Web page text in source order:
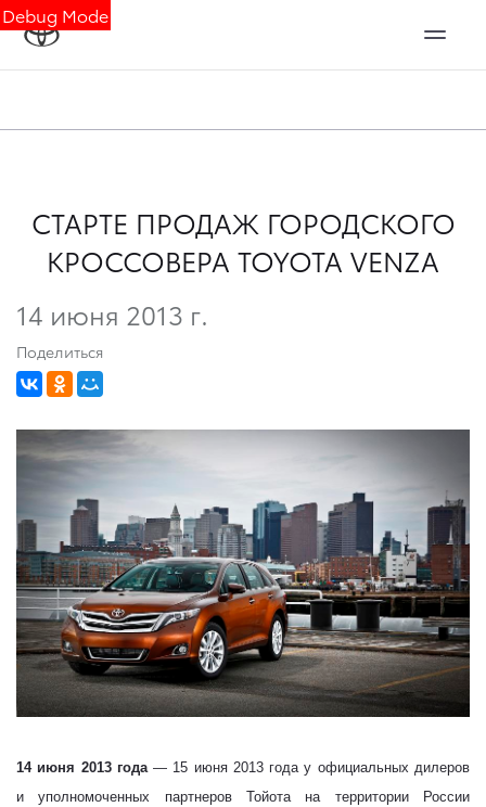
Debug Mode
CТАРТЕ ПРОДАЖ ГОРОДСКОГО
КРОССОВЕРА TOYOTA VENZA
14 июня 2013 г.
Поделиться
14 июня 2013 года— 15 июня 2013 года у официальных дилеров
и уполномоченных партнеров Тойота на территории России